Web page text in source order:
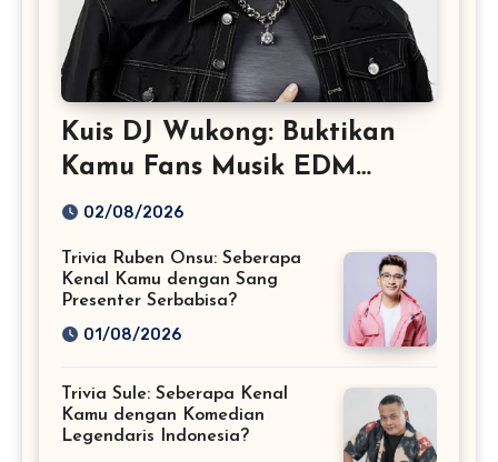
Kuis DJ Wukong: Buktikan
Kamu Fans Musik EDM
Sejati!
02/08/2026
Trivia Ruben Onsu: Seberapa
Kenal Kamu dengan Sang
Presenter Serbabisa?
01/08/2026
Trivia Sule: Seberapa Kenal
Kamu dengan Komedian
Legendaris Indonesia?